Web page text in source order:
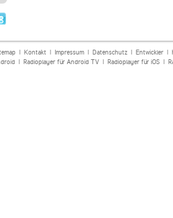
| Kontakt| Impressum| Datenschutz| Entwickler|
| Radioplayer für Android TV| Radioplayer für iOS|